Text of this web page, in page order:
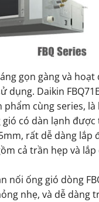
gọn gàng và hoạt
Daikin
phẩm cùng series,
có dàn lạnh
rất dễ dàng lắp
cả trần hẹp và
nối ống gió dòng
nhẹ, và dễ dàng